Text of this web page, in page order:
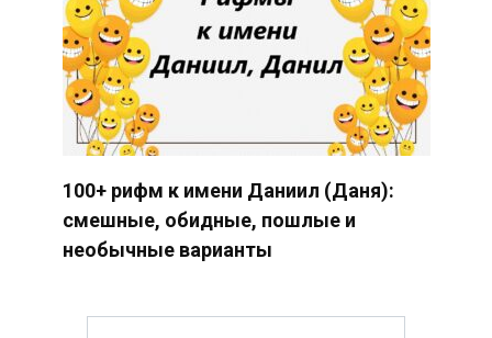
100+ рифм к имени Даниил (Даня):
смешные, обидные, пошлые и
необычные варианты